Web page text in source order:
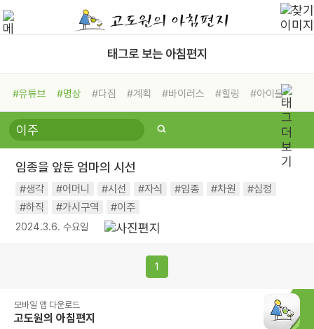
태그로 보는 아침편지
#유튜브 #명상 #다짐 #계획 #바이러스 #힐링
#아이들
#비전캠프
#독서캠프 #삶
#희망
#나눔 #친구 #링컨학교
#독서
#건강 #면역력
임종을 앞둔 엄마의 시선
#생각 #어머니 #시선 #자식 #임종 #차원
#심정
#하직
#가시구역 #이주
2024.3.6. 수요일
1
모바일 앱 다운로드
고도원의 아침편지